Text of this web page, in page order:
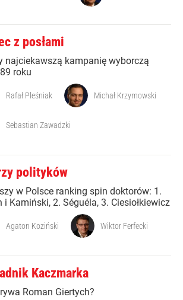
z posłami
najciekawszą kampanię wyborczą
roku
Rafał Pleśniak Michał Krzymowski
Sebastian Zawadzki
polityków
w Polsce ranking spin doktorów: 1.
i Kamiński, 2. Séguéla, 3. Ciesiołkiewicz
Agaton Koziński Wiktor Ferfecki
Kaczmarka
Roman Giertych?